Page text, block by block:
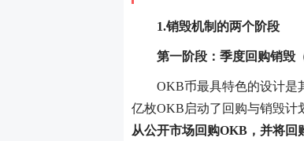
1.销毁机制的两个阶段
第一阶段：季度回购销毁
OKB币最具特色的设计是
亿枚OKB启动了回购与销毁计
从公开市场回购OKB，并将回